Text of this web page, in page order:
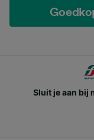
Sluit je aan bij